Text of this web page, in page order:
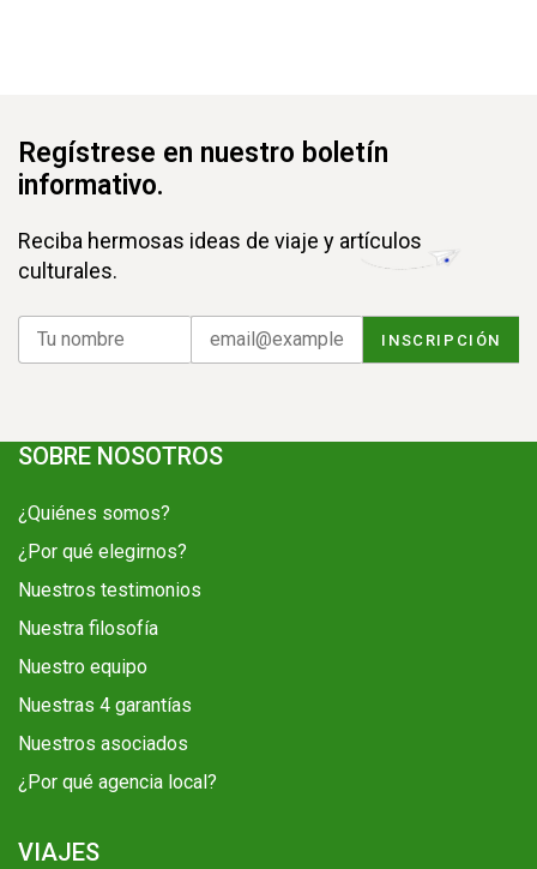
Regístrese en nuestro boletín
informativo.
Reciba hermosas ideas de viaje y artículos
culturales.
SOBRE NOSOTROS
¿Quiénes somos?
¿Por qué elegirnos?
Nuestros testimonios
Nuestra filosofía
Nuestro equipo
Nuestras 4 garantías
Nuestros asociados
¿Por qué agencia local?
VIAJES